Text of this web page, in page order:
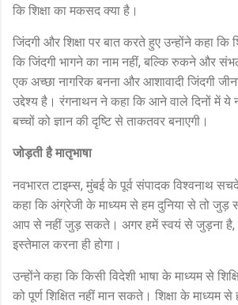
कि शिक्षा का मकसद क्या है।
जिंदगी और शिक्षा पर बात करते हुए उन्होंने कहा कि
कि जिंदगी भागने का नाम नहीं, बल्कि रुकने और
एक अच्छा नागरिक बनना और आशावादी जिंदगी
उद्देश्य है। रंगनाथन ने कहा कि आने वाले दिनों में ये
बच्चों को ज्ञान की दृष्टि से ताकतवर बनाएगी।
जोड़ती है मातृभाषा
नवभारत टाइम्स, मुंबई के पूर्व संपादक विश्वनाथ
कहा कि अंग्रेजी के माध्यम से हम दुनिया से तो
आप से नहीं जुड़ सकते। अगर हमें स्वयं से जुड़ना है,
इस्तेमाल करना ही होगा।
उन्होंने कहा कि किसी विदेशी भाषा के माध्यम से
को पूर्ण शिक्षित नहीं मान सकते। शिक्षा के माध्यम